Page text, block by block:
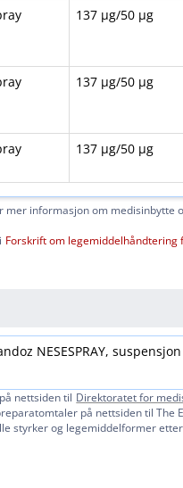
137 μg​​/​​50 μg
137 μg​​/​​50 μg
137 μg​​/​​50 μg
informasjon om medisinbytte
Forskrift om
NESESPRAY,
nettsiden til Direktoratet for
på nettsiden til The
styrker og legemiddelformer